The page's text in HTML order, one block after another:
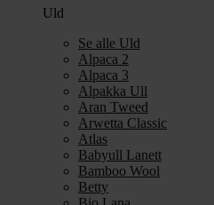
Uld
Se alle Uld
Alpaca 2
Alpaca 3
Alpakka Ull
Aran Tweed
Arwetta Classic
Atlas
Babyull Lanett
Bamboo Wool
Betty